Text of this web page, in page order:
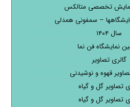
تخصصی متالکس
– سمفونی همدلی
سال ۱۴۰۴
نمایشگاه فن نما
گالری تصاویر
قهوه و نوشیدنی
تصاویر گل و گیاه
تصاویر گل و گیاه